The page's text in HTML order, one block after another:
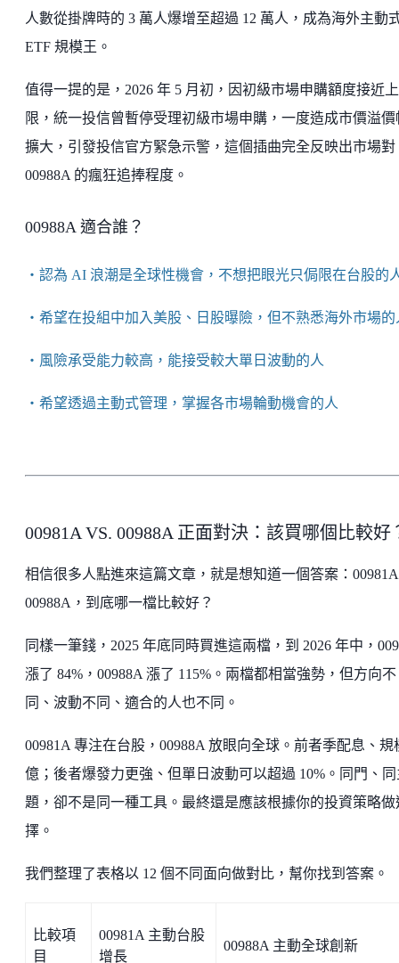
人數從掛牌時的 3 萬人爆增至超過 12 萬人，成為海外主動
ETF 規模王。
值得一提的是，2026 年 5 月初，因初級市場申購額度接近上
限，統一投信曾暫停受理初級市場申購，一度造成市價溢價
擴大，引發投信官方緊急示警，這個插曲完全反映出市場對
00988A 的瘋狂追捧程度。
00988A 適合誰？
・認為 AI 浪潮是全球性機會，不想把眼光只侷限在台股的
・希望在投組中加入美股、日股曝險，但不熟悉海外市場的
・風險承受能力較高，能接受較大單日波動的人
・希望透過主動式管理，掌握各市場輪動機會的人
00981A VS. 00988A 正面對決：該買哪個比較好
相信很多人點進來這篇文章，就是想知道一個答案：
00988A，到底哪一檔比較好？
同樣一筆錢，2025 年底同時買進這兩檔，到 2026 年中，
漲了 84%，00988A 漲了 115%。兩檔都相當強勢，但方向不
同、波動不同、適合的人也不同。
00981A 專注在台股，00988A 放眼向全球。前者季配息、規
億；後者爆發力更強、但單日波動可以超過 10%。同門、同
題，卻不是同一種工具。最終還是應該根據你的投資策略做
擇。
我們整理了表格以 12 個不同面向做對比，幫你找到答案。
比較項
目
00981A 主動台股
增長
00988A 主動全球創新